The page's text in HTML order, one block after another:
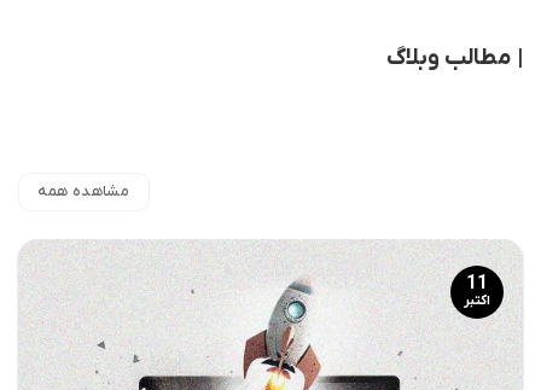
| مطالب وبلاگ
مشاهده همه
11
اکتبر